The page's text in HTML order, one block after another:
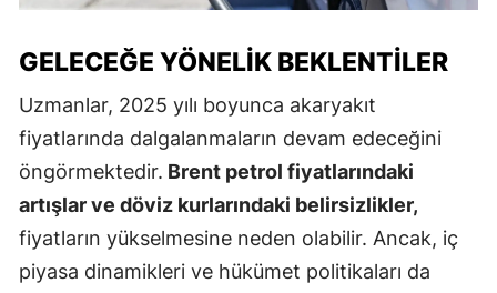
GELECEĞE YÖNELIK BEKLENTILER
Uzmanlar, 2025 yılı boyunca akaryakıt
fiyatlarında dalgalanmaların devam edeceğini
öngörmektedir. Brent petrol fiyatlarındaki
artışlar ve döviz kurlarındaki belirsizlikler,
fiyatların yükselmesine neden olabilir. Ancak, iç
piyasa dinamikleri ve hükümet politikaları da